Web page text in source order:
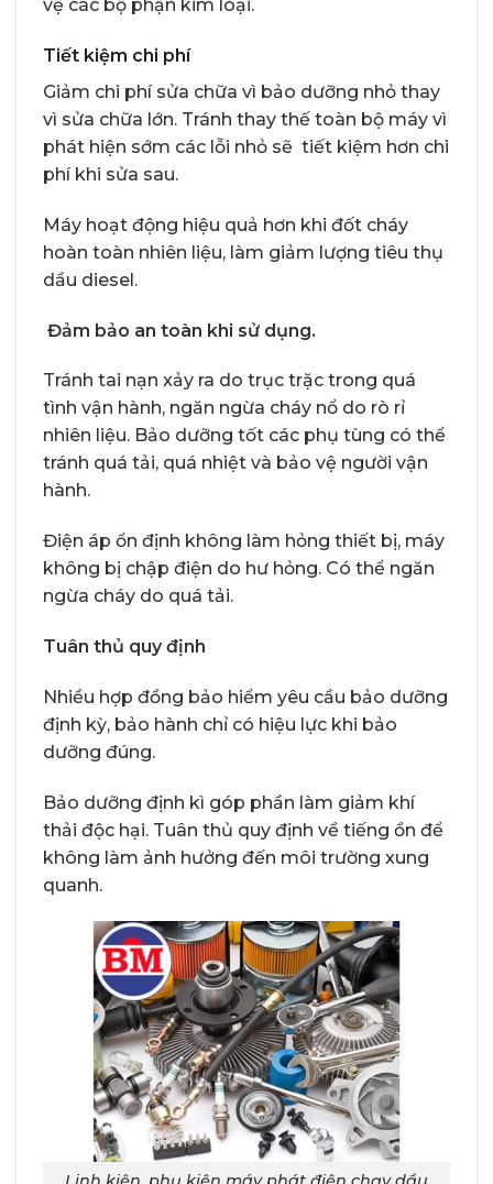
vệ các bộ phận kim loại.
Tiết kiệm chi phí
Giảm chi phí sửa chữa vì bảo dưỡng nhỏ thay
vì sửa chữa lớn. Tránh thay thế toàn bộ máy vì
phát hiện sớm các lỗi nhỏ sẽ tiết kiệm hơn chi
phí khi sửa sau.
Máy hoạt động hiệu quả hơn khi đốt cháy
hoàn toàn nhiên liệu, làm giảm lượng tiêu thụ
dầu diesel.
Đảm bảo an toàn khi sử dụng.
Tránh tai nạn xảy ra do trục trặc trong quá
tình vận hành, ngăn ngừa cháy nổ do rò rỉ
nhiên liệu. Bảo dưỡng tốt các phụ tùng có thể
tránh quá tải, quá nhiệt và bảo vệ người vận
hành.
Điện áp ổn định không làm hỏng thiết bị, máy
không bị chập điện do hư hỏng. Có thể ngăn
ngừa cháy do quá tải.
Tuân thủ quy định
Nhiều hợp đồng bảo hiểm yêu cầu bảo dưỡng
định kỳ, bảo hành chỉ có hiệu lực khi bảo
dưỡng đúng.
Bảo dưỡng định kì góp phần làm giảm khí
thải độc hại. Tuân thủ quy định về tiếng ồn để
không làm ảnh hưởng đến môi trường xung
quanh.